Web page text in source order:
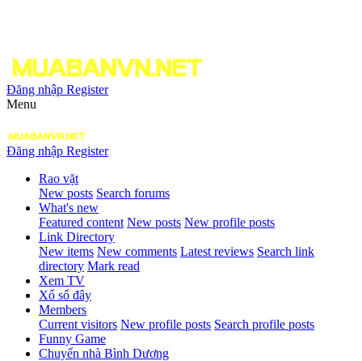
Đăng nhập Register
Menu
Đăng nhập Register
Rao vặt
New posts Search forums
What's new
Featured content New posts New profile posts
Link Directory
New items New comments Latest reviews Search link
directory Mark read
Xem TV
Xổ số đây
Members
Current visitors New profile posts Search profile posts
Funny Game
Chuyển nhà Bình Dương